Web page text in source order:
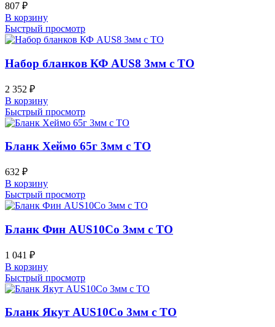
807 ₽
В корзину
Быстрый просмотр
Набор бланков КФ AUS8 3мм с ТО
2 352 ₽
В корзину
Быстрый просмотр
Бланк Хеймо 65г 3мм с ТО
632 ₽
В корзину
Быстрый просмотр
Бланк Фин AUS10Co 3мм с ТО
1 041 ₽
В корзину
Быстрый просмотр
Бланк Якут AUS10Co 3мм с ТО